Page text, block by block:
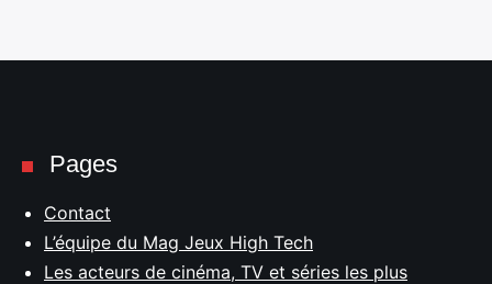
Pages
Contact
L’équipe du Mag Jeux High Tech
Les acteurs de cinéma, TV et séries les plus